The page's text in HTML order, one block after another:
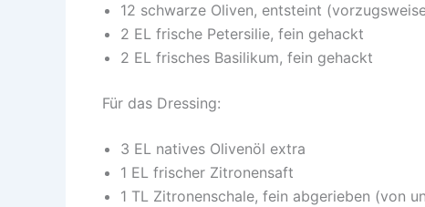
12 schwarze Oliven, entsteint
2 EL frische Petersilie, fein gehackt
2 EL frisches Basilikum, fein gehackt
Für das Dressing:
3 EL natives Olivenöl extra
1 EL frischer Zitronensaft
1 TL Zitronenschale, fein abgerieben (von